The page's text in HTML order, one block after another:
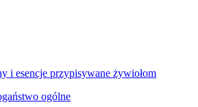
i esencje przypisywane żywiołom
ogólne